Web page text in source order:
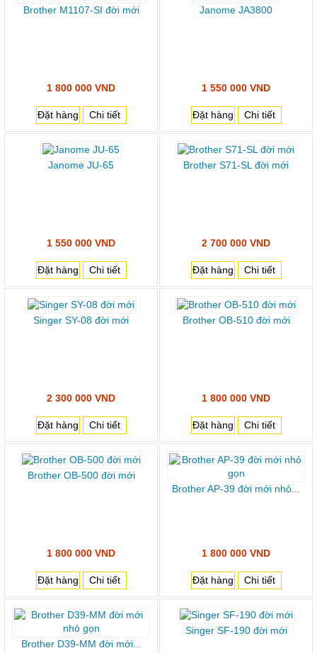
Brother M1107-SI đời mới
1 800 000 VND
Đặt hàng Chi tiết
Janome JA3800
1 550 000 VND
Đặt hàng Chi tiết
Janome JU-65
1 550 000 VND
Đặt hàng Chi tiết
Brother S71-SL đời mới
2 700 000 VND
Đặt hàng Chi tiết
Singer SY-08 đời mới
2 300 000 VND
Đặt hàng Chi tiết
Brother OB-510 đời mới
1 800 000 VND
Đặt hàng Chi tiết
Brother OB-500 đời mới
1 800 000 VND
Đặt hàng Chi tiết
Brother AP-39 đời mới nhỏ...
1 800 000 VND
Đặt hàng Chi tiết
Brother D39-MM đời mới...
Singer SF-190 đời mới